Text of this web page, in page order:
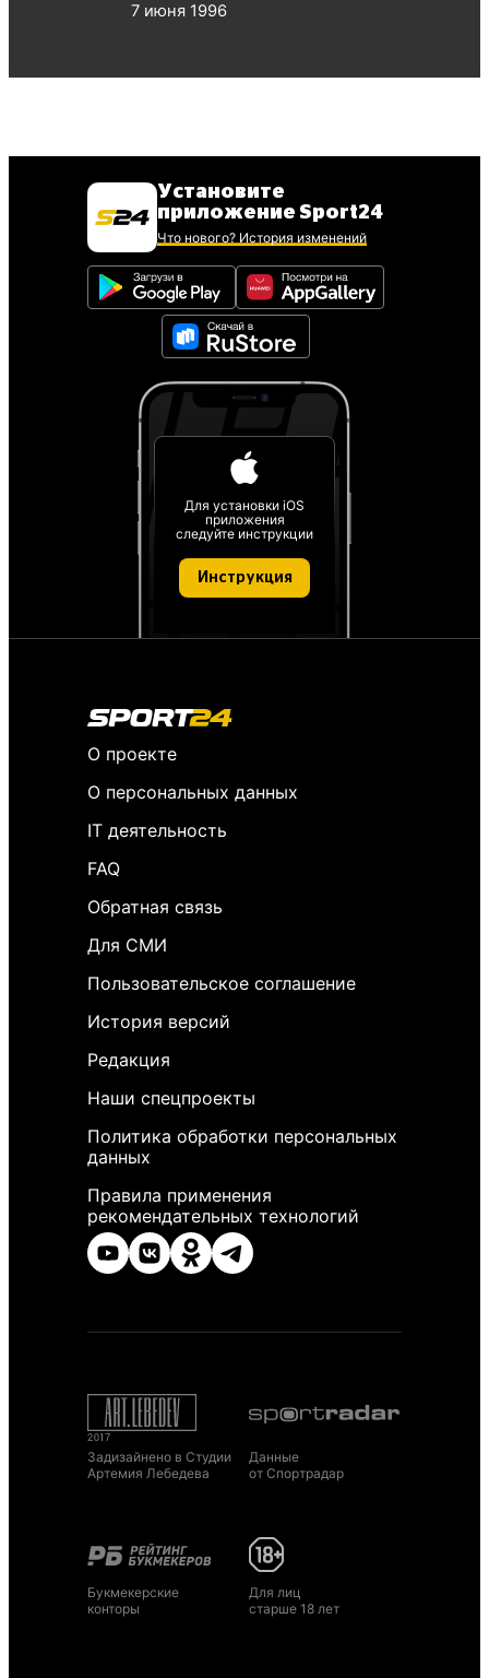
7 июня 1996
Установите
приложение Sport24
Что нового? История изменений
Для установки iOS
приложения
следуйте инструкции
Инструкция
О проекте
О персональных данных
IT деятельность
FAQ
Обратная связь
Для СМИ
Пользовательское соглашение
История версий
Редакция
Наши спецпроекты
Политика обработки персональных
данных
Правила применения
рекомендательных технологий
Задизайнено в Студии
Артемия Лебедева
Данные
от Спортрадар
Букмекерские
конторы
Для лиц
старше 18 лет